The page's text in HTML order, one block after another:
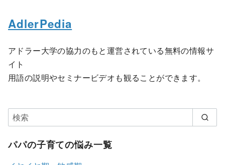
AdlerPedia
アドラー大学の協力のもと運営されている無料の情報サ
イト
用語の説明やセミナービデオも観ることができます。
パパの子育ての悩み一覧